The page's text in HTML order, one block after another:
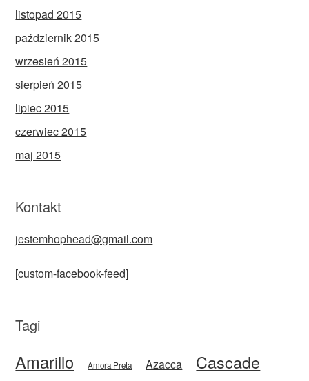
listopad 2015
październik 2015
wrzesień 2015
sierpień 2015
lipiec 2015
czerwiec 2015
maj 2015
Kontakt
jestemhophead@gmail.com
[custom-facebook-feed]
Tagi
Amarillo Amora Preta Azacca Cascade